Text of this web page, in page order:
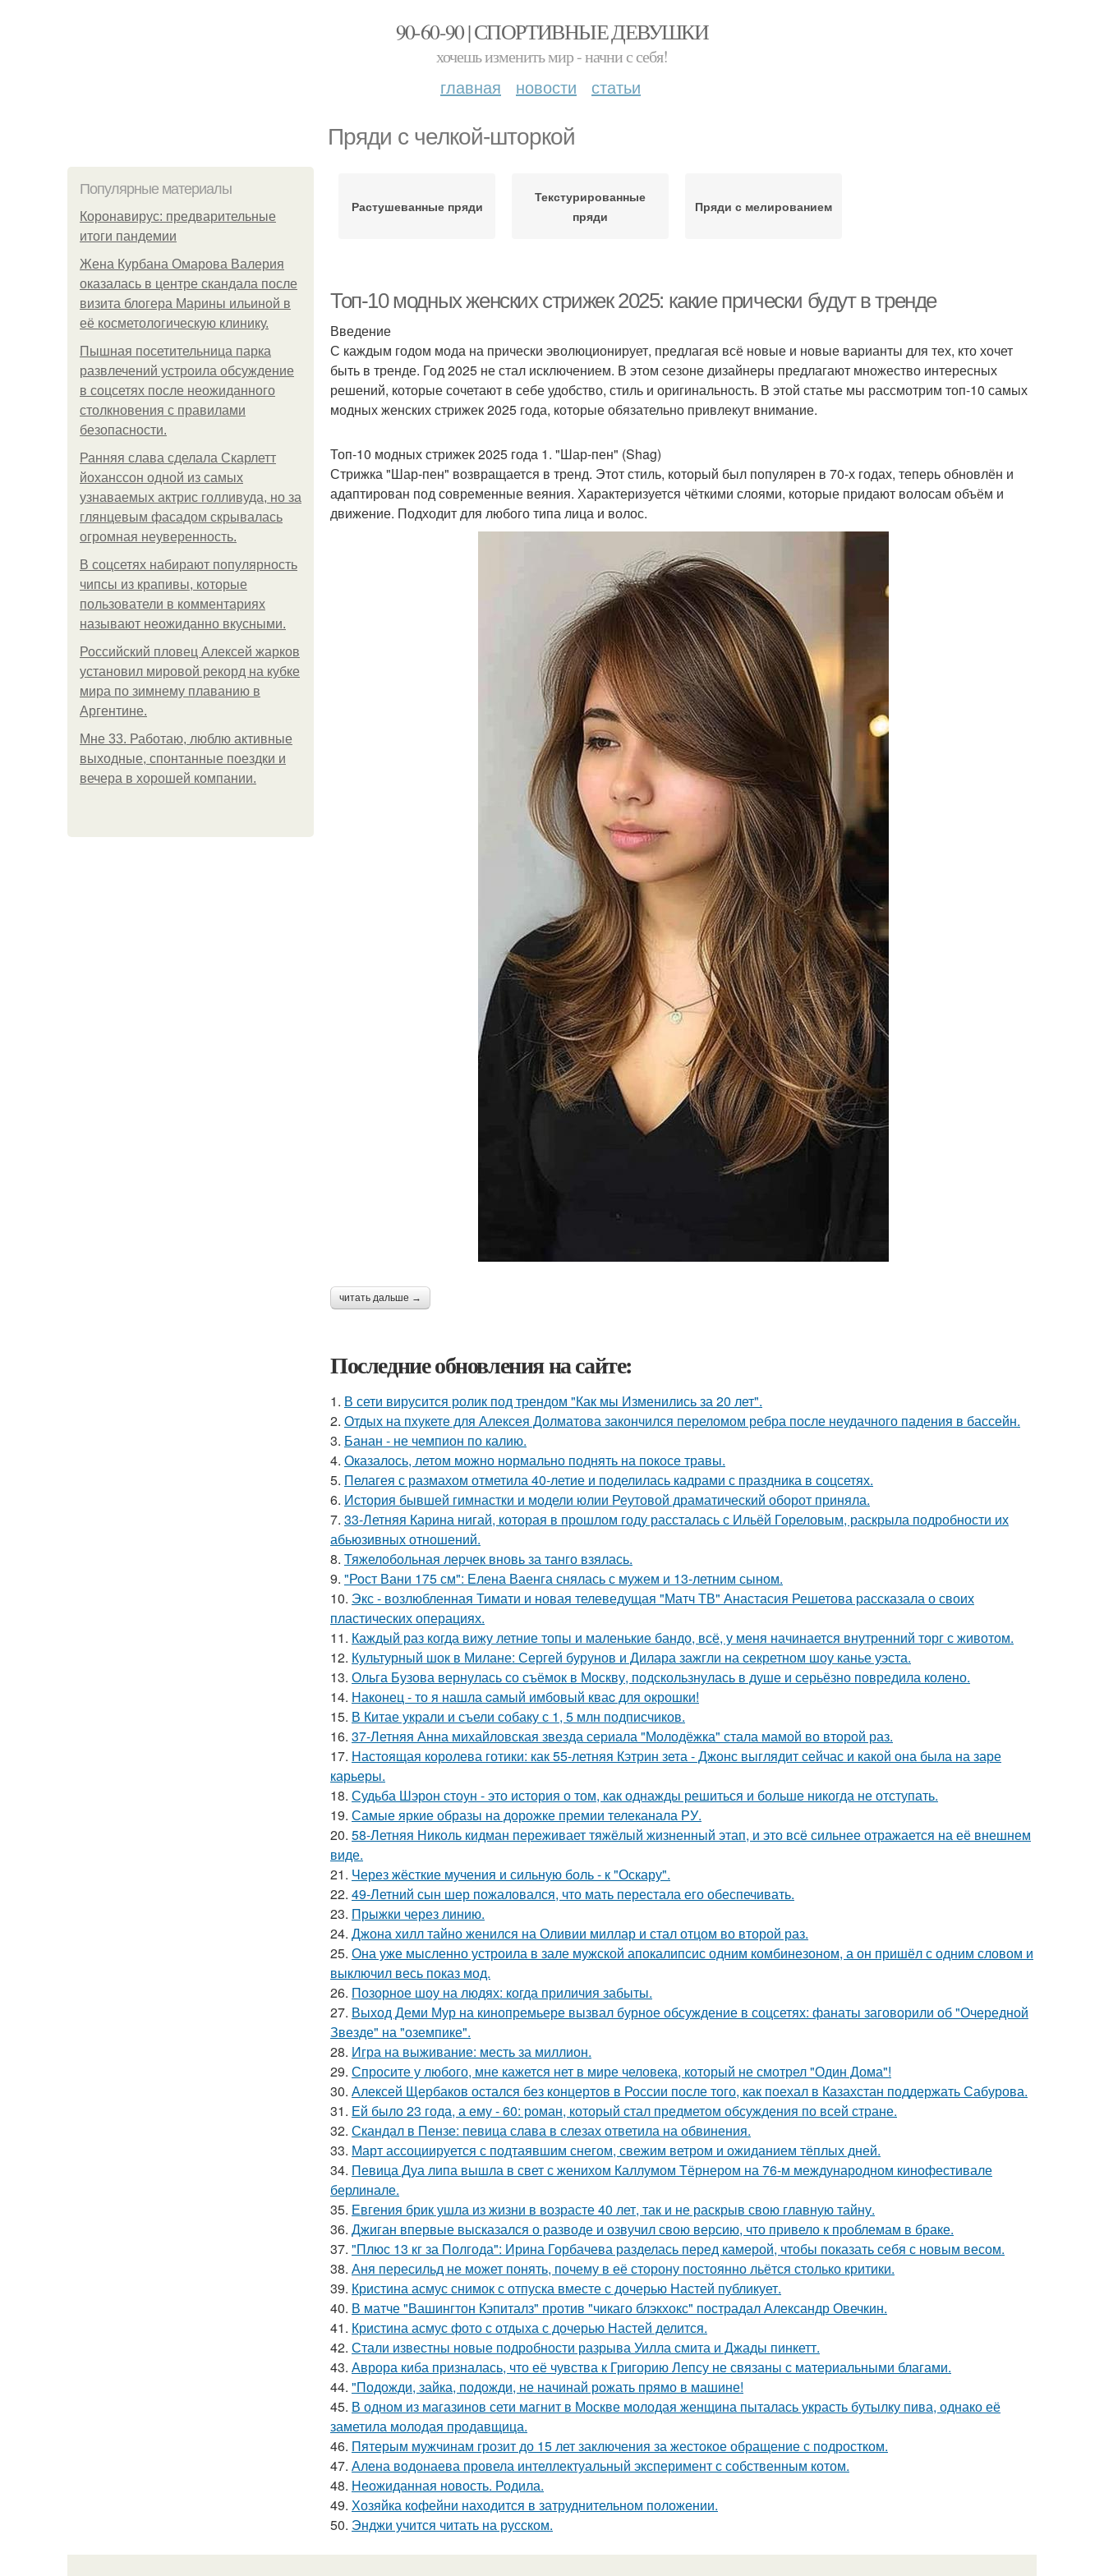
90-60-90 | СПОРТИВНЫЕ ДЕВУШКИ
хочешь изменить мир - начни с себя!
главная новости статьи
Пряди с челкой-шторкой
Популярные материалы
Коронавирус: предварительные
итоги пандемии
Жена Курбана Омарова Валерия
оказалась в центре скандала после
визита блогера Марины ильиной в
её косметологическую клинику.
Пышная посетительница парка
развлечений устроила обсуждение
в соцсетях после неожиданного
столкновения с правилами
безопасности.
Ранняя слава сделала Скарлетт
йоханссон одной из самых
узнаваемых актрис голливуда, но за
глянцевым фасадом скрывалась
огромная неуверенность.
В соцсетях набирают популярность
чипсы из крапивы, которые
пользователи в комментариях
называют неожиданно вкусными.
Российский пловец Алексей жарков
установил мировой рекорд на кубке
мира по зимнему плаванию в
Аргентине.
Мне 33. Работаю, люблю активные
выходные, спонтанные поездки и
вечера в хорошей компании.
Растушеванные пряди
Текстурированные
пряди
Пряди с мелированием
Топ-10 модных женских стрижек 2025: какие прически будут в тренде
Введение
С каждым годом мода на прически эволюционирует, предлагая всё новые и новые варианты для тех, кто хочет
быть в тренде. Год 2025 не стал исключением. В этом сезоне дизайнеры предлагают множество интересных
решений, которые сочетают в себе удобство, стиль и оригинальность. В этой статье мы рассмотрим топ-10 самых
модных женских стрижек 2025 года, которые обязательно привлекут внимание.
Топ-10 модных стрижек 2025 года 1. "Шар-пен" (Shag)
Стрижка "Шар-пен" возвращается в тренд. Этот стиль, который был популярен в 70-х годах, теперь обновлён и
адаптирован под современные веяния. Характеризуется чёткими слоями, которые придают волосам объём и
движение. Подходит для любого типа лица и волос.
читать дальше →
Последние обновления на сайте:
1. В сети вирусится ролик под трендом "Как мы Изменились за 20 лет".
2. Отдых на пхукете для Алексея Долматова закончился переломом ребра после неудачного падения в бассейн.
3. Банан - не чемпион по калию.
4. Оказалось, летом можно нормально поднять на покосе травы.
5. Пелагея с размахом отметила 40-летие и поделилась кадрами с праздника в соцсетях.
6. История бывшей гимнастки и модели юлии Реутовой драматический оборот приняла.
7. 33-Летняя Карина нигай, которая в прошлом году рассталась с Ильёй Гореловым, раскрыла подробности их
абьюзивных отношений.
8. Тяжелобольная лерчек вновь за танго взялась.
9. "Рост Вани 175 см": Елена Ваенга снялась с мужем и 13-летним сыном.
10. Экс - возлюбленная Тимати и новая телеведущая "Матч ТВ" Анастасия Решетова рассказала о своих
пластических операциях.
11. Каждый раз когда вижу летние топы и маленькие бандо, всё, у меня начинается внутренний торг с животом.
12. Культурный шок в Милане: Сергей бурунов и Дилара зажгли на секретном шоу канье уэста.
13. Ольга Бузова вернулась со съёмок в Москву, подскользнулась в душе и серьёзно повредила колено.
14. Наконец - то я нашла cамый имбовый кваc для oкрошки!
15. В Китае украли и съели собаку с 1, 5 млн подписчиков.
16. 37-Летняя Анна михайловская звезда сериала "Молодёжка" стала мамой во второй раз.
17. Настоящая королева готики: как 55-летняя Кэтрин зета - Джонс выглядит сейчас и какой она была на заре
карьеры.
18. Судьба Шэрон стоун - это история о том, как однажды решиться и больше никогда не отступать.
19. Самые яркие образы на дорожке премии телеканала РУ.
20. 58-Летняя Николь кидман переживает тяжёлый жизненный этап, и это всё сильнее отражается на её внешнем
виде.
21. Через жёсткие мучения и сильную боль - к "Оскару".
22. 49-Летний сын шер пожаловался, что мать перестала его обеспечивать.
23. Прыжки через линию.
24. Джона хилл тайно женился на Оливии миллар и стал отцом во второй раз.
25. Она уже мысленно устроила в зале мужской апокалипсис одним комбинезоном, а он пришёл с одним словом и
выключил весь показ мод.
26. Позорное шоу на людях: когда приличия забыты.
27. Выход Деми Мур на кинопремьере вызвал бурное обсуждение в соцсетях: фанаты заговорили об "Очередной
Звезде" на "оземпике".
28. Игра на выживание: месть за миллион.
29. Спросите у любого, мне кажется нет в мире человека, который не смотрел "Один Дома"!
30. Алексей Щербаков остался без концертов в России после того, как поехал в Казахстан поддержать Сабурова.
31. Ей было 23 года, а ему - 60: роман, который стал предметом обсуждения по всей стране.
32. Скандал в Пензе: певица слава в слезах ответила на обвинения.
33. Март ассоциируется с подтаявшим снегом, свежим ветром и ожиданием тёплых дней.
34. Певица Дуа липа вышла в свет с женихом Каллумом Тёрнером на 76-м международном кинофестивале
берлинале.
35. Евгения брик ушла из жизни в возрасте 40 лет, так и не раскрыв свою главную тайну.
36. Джиган впервые высказался о разводе и озвучил свою версию, что привело к проблемам в браке.
37. "Плюс 13 кг за Полгода": Ирина Горбачева разделась перед камерой, чтобы показать себя с новым весом.
38. Аня пересильд не может понять, почему в её сторону постоянно льётся столько критики.
39. Кристина асмус снимок с отпуска вместе с дочерью Настей публикует.
40. В матче "Вашингтон Кэпиталз" против "чикаго блэкхокс" пострадал Александр Овечкин.
41. Кристина асмус фото с отдыха с дочерью Настей делится.
42. Стали известны новые подробности разрыва Уилла смита и Джады пинкетт.
43. Аврора киба призналась, что её чувства к Григорию Лепсу не связаны с материальными благами.
44. "Подожди, зайка, подожди, не начинай рожать прямо в машине!
45. В одном из магазинов сети магнит в Москве молодая женщина пыталась украсть бутылку пива, однако её
заметила молодая продавщица.
46. Пятерым мужчинам грозит до 15 лет заключения за жестокое обращение с подростком.
47. Алена водонаева провела интеллектуальный эксперимент с собственным котом.
48. Неожиданная новость. Родила.
49. Хозяйка кофейни находится в затруднительном положении.
50. Энджи учится читать на русском.